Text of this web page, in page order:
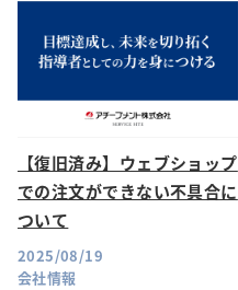
【復旧済み】ウェブショップ
での注文ができない不具合に
ついて
会社情報
2025/08/19